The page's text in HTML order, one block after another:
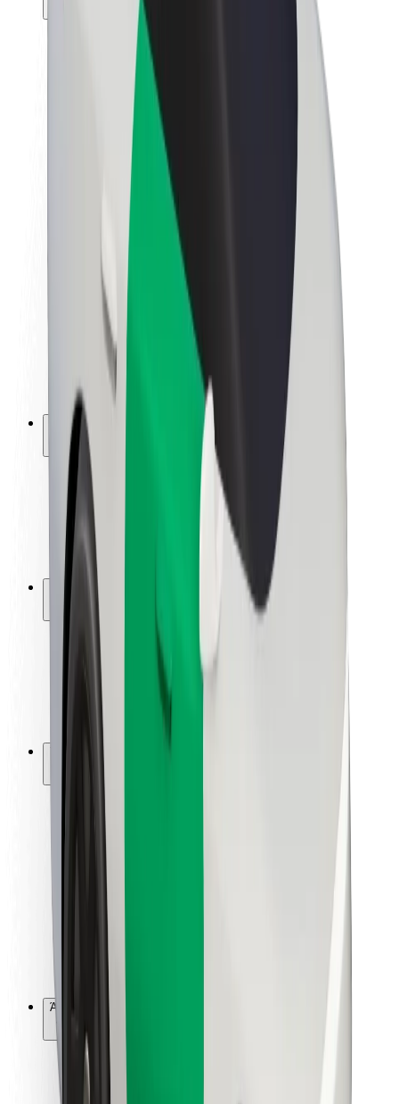
Θέσεις εργασίας
Σχετικά με τη Bolt
Βιωσιμότητα στη Bolt
Project Zero
Κέντρο Τύπου
Κατευθυντήριες γραμμές Brand
Αποστολή
Σχέσεις με Επενδυτές
Ηγεσία
Μάρκα
Μέσα ενημέρωσης
Urban Fund
Ασφάλεια
Ασφάλεια επιβάτη
Ασφάλεια οδηγών
Ασφάλεια σκούτερ
Εργαστήριο ασφάλειας
Πόλεις
Τοποθεσίες
Λύσεις για την πόλη
Αεροδρόμια
Bolt Αποβάθρες Φόρτισης
Υποστήριξη
Για επιβάτες
Για τους οδηγούς
Για μεταφορείς
Για ιδιοκτήτες στόλου οχημάτων
Για εστιατόρια
Άλλο
Προμηθευτές
Όροι & Προϋποθέσεις